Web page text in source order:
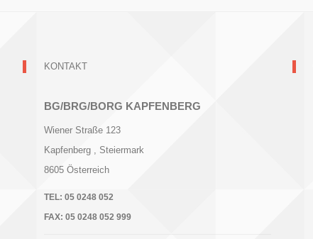
KONTAKT
BG/BRG/BORG KAPFENBERG
Wiener Straße 123
Kapfenberg , Steiermark
8605 Österreich
TEL: 05 0248 052
FAX: 05 0248 052 999